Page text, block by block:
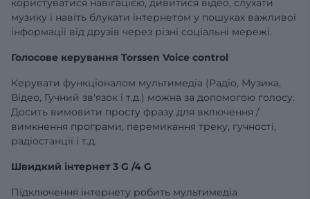
музику і навіть блукати інтернетом у пошуках важливої
інформації від друзів через різні соціальні мережі.
Голосове керування Torssen Voice control
Керувати функціоналом мультимедіа (Радіо, Музика,
Відео, Гучний зв'язок і т.д.) можна за допомогою голосу.
Досить вимовити просту фразу для включення /
вимкнення програми, перемикання треку, гучності,
радіостанції і т.д.
Швидкий інтернет 3 G /4 G
Підключення інтернету робить мультимедіа